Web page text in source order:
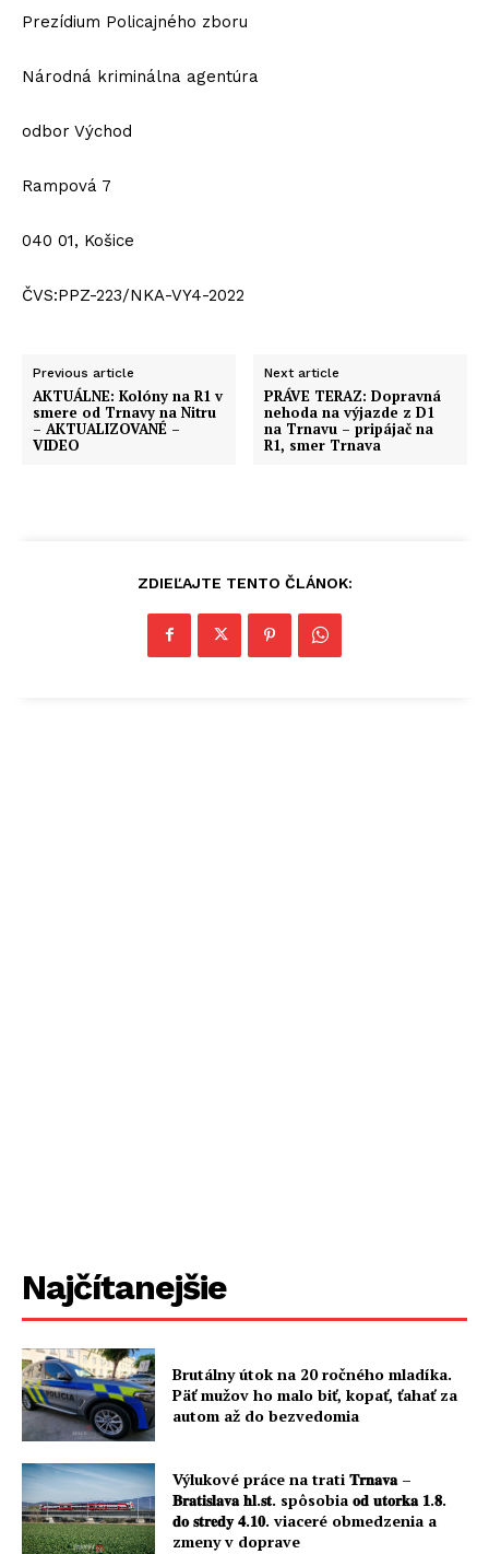
Prezídium Policajného zboru
Národná kriminálna agentúra
odbor Východ
Rampová 7
040 01, Košice
ČVS:PPZ-223/NKA-VY4-2022
Previous article
AKTUÁLNE: Kolóny na R1 v
smere od Trnavy na Nitru
– AKTUALIZOVANÉ –
VIDEO
Next article
PRÁVE TERAZ: Dopravná
nehoda na výjazde z D1
na Trnavu – pripájač na
R1, smer Trnava
ZDIEĽAJTE TENTO ČLÁNOK:
Najčítanejšie
Brutálny útok na 20 ročného mladíka.
Päť mužov ho malo biť, kopať, ťahať za
autom až do bezvedomia
Výlukové práce na trati 𝐓𝐫𝐧𝐚𝐯𝐚 –
𝐁𝐫𝐚𝐭𝐢𝐬𝐥𝐚𝐯𝐚 𝐡𝐥.𝐬𝐭. spôsobia 𝐨𝐝 𝐮𝐭𝐨𝐫𝐤𝐚 𝟏.𝟖.
𝐝𝐨 𝐬𝐭𝐫𝐞𝐝𝐲 𝟒.𝟏𝟎. viaceré obmedzenia a
zmeny v doprave